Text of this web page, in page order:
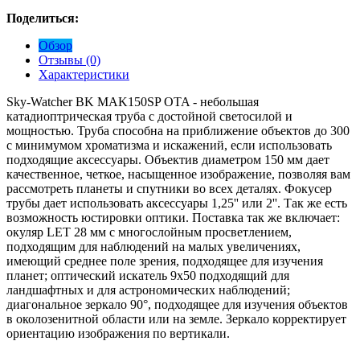
Поделиться:
Обзор
Отзывы (0)
Характеристики
Sky-Watcher BK MAK150SP OTA - небольшая
катадиоптрическая труба с достойной светосилой и
мощностью. Труба способна на приближение объектов до 300
с минимумом хроматизма и искажений, если использовать
подходящие аксессуары. Объектив диаметром 150 мм дает
качественное, четкое, насыщенное изображение, позволяя вам
рассмотреть планеты и спутники во всех деталях. Фокусер
трубы дает использовать аксессуары 1,25'' или 2''. Так же есть
возможность юстировки оптики. Поставка так же включает:
окуляр LET 28 мм с многослойным просветлением,
подходящим для наблюдений на малых увеличениях,
имеющий среднее поле зрения, подходящее для изучения
планет; оптический искатель 9х50 подходящий для
ландшафтных и для астрономических наблюдений;
диагональное зеркало 90°, подходящее для изучения объектов
в околозенитной области или на земле. Зеркало корректирует
ориентацию изображения по вертикали.